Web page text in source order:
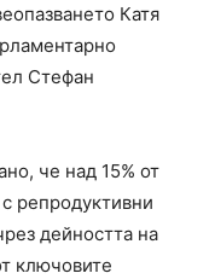
Катя
Стефан
че над 15% от
репродуктивни
дейността на
ключовите